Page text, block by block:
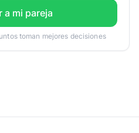
a mi pareja
toman mejores decisiones